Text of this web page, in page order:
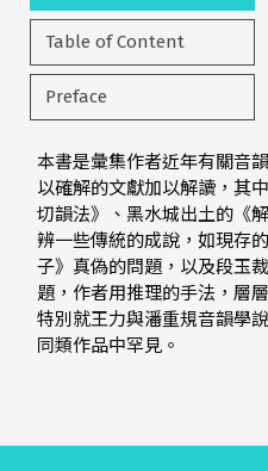
Table of Content
Preface
本書是彙集作者近年有關音
以確解的文獻加以解讀，其
切韻法》、黑水城出土的《
辨一些傳統的成說，如現存
子》真偽的問題，以及段玉
題，作者用推理的手法，層
特別就王力與潘重規音韻學
同類作品中罕見。